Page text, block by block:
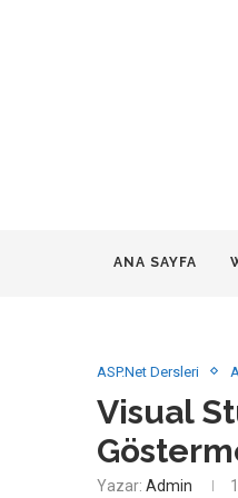
ANA SAYFA
ASP.Net Dersleri
Visual
Yazar: Admin